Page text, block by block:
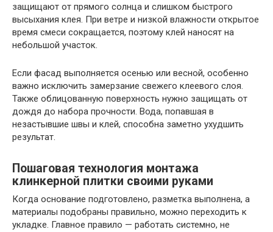
защищают от прямого солнца и слишком быстрого
высыхания клея. При ветре и низкой влажности открытое
время смеси сокращается, поэтому клей наносят на
небольшой участок.
Если фасад выполняется осенью или весной, особенно
важно исключить замерзание свежего клеевого слоя.
Также облицованную поверхность нужно защищать от
дождя до набора прочности. Вода, попавшая в
незастывшие швы и клей, способна заметно ухудшить
результат.
Пошаговая технология монтажа
клинкерной плитки своими руками
Когда основание подготовлено, разметка выполнена, а
материалы подобраны правильно, можно переходить к
укладке. Главное правило — работать системно, не